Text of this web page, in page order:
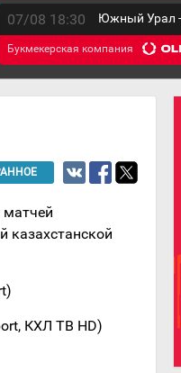
07/08 18:30 Южный Урал -
Букмекерская компания
матчей
казахстанской
КХЛ ТВ HD)